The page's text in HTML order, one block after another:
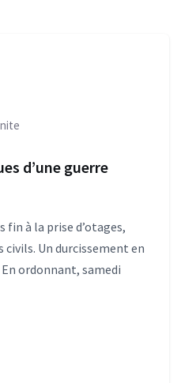
d’une guerre
fin à la prise d’otages,
Un durcissement en
ordonnant, samedi